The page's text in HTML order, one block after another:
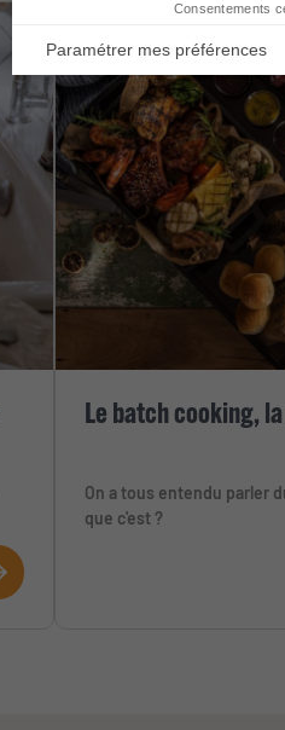
Le batch cooking,
On a tous entendu parler
que c'est ?